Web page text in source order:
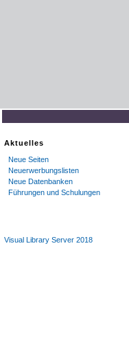
Aktuelles
Neue Seiten
Neuerwerbungslisten
Neue Datenbanken
Führungen und Schulungen
Visual Library Server 2018